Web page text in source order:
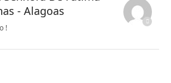
- Alagoas
!